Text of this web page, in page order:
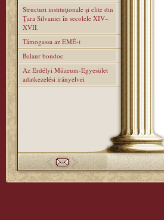
Structuri instituţionale şi elite din
Ţara Silvaniei în secolele XIV–
XVII.
Támogassa az EMÉ-t
Balaur bondoc
Az Erdélyi Múzeum-Egyesület
adatkezelési irányelvei